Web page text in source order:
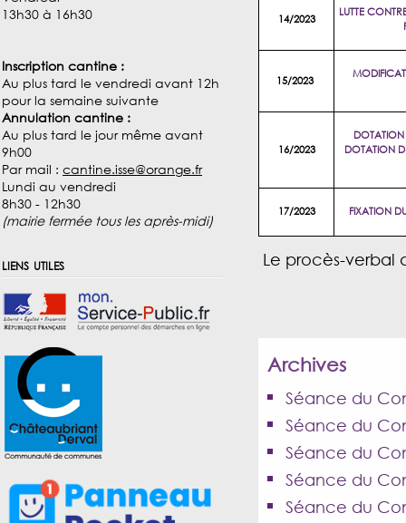
13h30 à 16h30
Inscription cantine :
Au plus tard le vendredi avant 12h
pour la semaine suivante
Annulation cantine :
Au plus tard le jour même avant
9h00
Par mail : cantine.isse@orange.fr
Lundi au vendredi
8h30 - 12h30
(mairie fermée tous les après-midi)
liens utiles
14/2023
LUTTE
15/2023
16/2023
DOTATION
17/2023 FIXATION
Le procès-
Archives
Séance du
Séance du
Séance du
Séance du
Séance du